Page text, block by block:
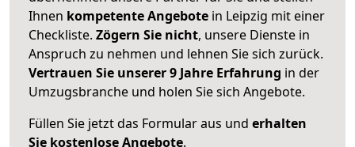
Ihnen kompetente Angebote in Leipzig mit einer
Checkliste. Zögern Sie nicht, unsere Dienste in
Anspruch zu nehmen und lehnen Sie sich zurück.
Vertrauen Sie unserer 9 Jahre Erfahrung in der
Umzugsbranche und holen Sie sich Angebote.
Füllen Sie jetzt das Formular aus und erhalten
Sie kostenlose Angebote.